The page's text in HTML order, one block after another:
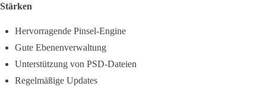
Stärken
Hervorragende Pinsel-Engine
Gute Ebenenverwaltung
Unterstützung von PSD-Dateien
Regelmäßige Updates